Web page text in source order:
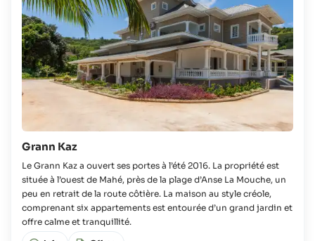
Grann Kaz
Le Grann Kaz a ouvert ses portes à l’été 2016. La propriété est
située à l’ouest de Mahé, près de la plage d’Anse La Mouche, un
peu en retrait de la route côtière. La maison au style créole,
comprenant six appartements est entourée d’un grand jardin et
offre calme et tranquillité.